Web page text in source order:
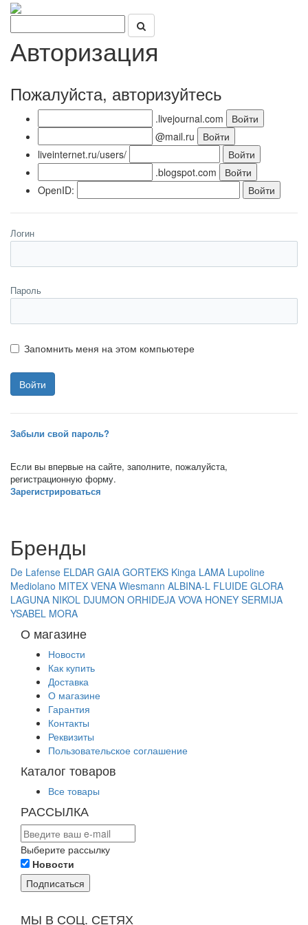
Авторизация
Пожалуйста, авторизуйтесь
.livejournal.com
@mail.ru
liveinternet.ru/users/
.blogspot.com
OpenID:
Логин
Пароль
Запомнить меня на этом компьютере
Забыли свой пароль?
Если вы впервые на сайте, заполните, пожалуйста,
регистрационную форму.
Зарегистрироваться
Бренды
De Lafense ELDAR GAIA GORTEKS Kinga LAMA Lupoline
Mediolano MITEX VENA Wiesmann ALBINA-L FLUIDE GLORA
LAGUNA NIKOL DJUMON ORHIDEJA VOVA HONEY SERMIJA
YSABEL MORA
О магазине
Новости
Как купить
Доставка
О магазине
Гарантия
Контакты
Реквизиты
Пользовательское соглашение
Каталог товаров
Все товары
РАССЫЛКА
Выберите рассылку
Новости
Подписаться
МЫ В СОЦ. СЕТЯХ